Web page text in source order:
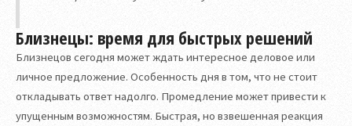
Близнецы: время для быстрых решений
Близнецов сегодня может ждать интересное деловое или
личное предложение. Особенность дня в том, что не стоит
откладывать ответ надолго. Промедление может привести к
упущенным возможностям. Быстрая, но взвешенная реакция